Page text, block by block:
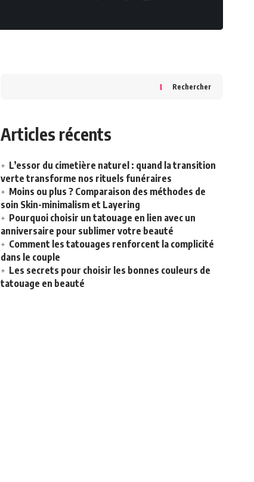
Rechercher
Articles récents
L’essor du cimetière naturel : quand la transition
verte transforme nos rituels funéraires
Moins ou plus ? Comparaison des méthodes de
soin Skin-minimalism et Layering
Pourquoi choisir un tatouage en lien avec un
anniversaire pour sublimer votre beauté
Comment les tatouages renforcent la complicité
dans le couple
Les secrets pour choisir les bonnes couleurs de
tatouage en beauté